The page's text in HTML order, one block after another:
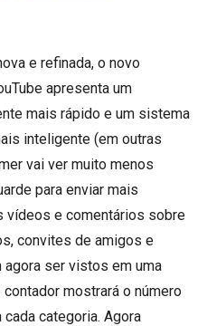
e refinada, o novo
apresenta um
mais rápido e um sistema
inteligente (em outras
vai ver muito menos
para enviar mais
vídeos e comentários sobre
convites de amigos e
ser vistos em uma
mostrará o número
categoria. Agora